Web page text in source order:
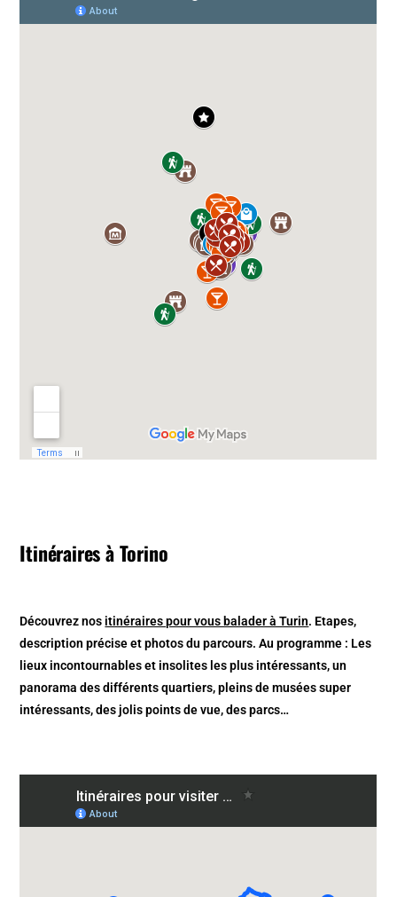
Itinéraires à Torino
Découvrez nos itinéraires pour vous balader à Turin. Etapes,
description précise et photos du parcours. Au programme : Les
lieux incontournables et insolites les plus intéressants, un
panorama des différents quartiers, pleins de musées super
intéressants, des jolis points de vue, des parcs…